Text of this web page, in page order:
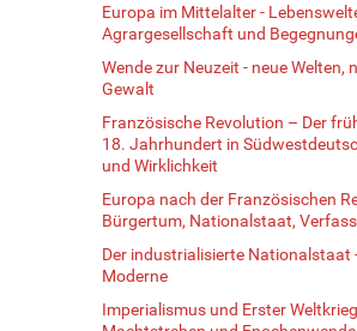
Europa im Mittelalter -
Agrargesellschaft und
Wende zur Neuzeit - neue Welten,
Gewalt
Französische Revolution – Der
18. Jahrhundert in
und Wirklichkeit
Europa nach der Französischen
Bürgertum, Nationalstaat,
Der industrialisierte Nationalstaat
Moderne
Imperialismus und Erster